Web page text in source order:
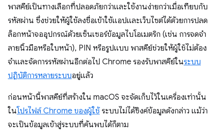
พาสคีย์เป็นทางเลือกที่ปลอดภัยกว่าและใช้งานง่ายกว่าเมื่อเทียบกับ
รหัสผ่าน ซึ่งช่วยให้ผู้ใช้ลงชื่อเข้าใช้แอปและเว็บไซต์ได้ด้วยการปลด
ล็อกหน้าจออุปกรณ์ด้วยเซ็นเซอร์ข้อมูลไบโอเมตริก (เช่น การจดจำ
ลายนิ้วมือหรือใบหน้า), PIN หรือรูปแบบ พาสคีย์ช่วยให้ผู้ใช้ไม่ต้อง
จำและจัดการรหัสผ่านอีกต่อไป Chrome รองรับพาสคีย์ในระบบ
ปฏิบัติการหลายระบบอยู่แล้ว
ก่อนหน้านี้พาสคีย์ที่สร้างใน macOS จะจัดเก็บไว้ในเครื่องเท่านั้น
ในโปรไฟล์ Chrome ของผู้ใช้ ระบบไม่ได้ซิงค์ข้อมูลดังกล่าว แม้ว่า
จะเป็นข้อมูลเข้าสู่ระบบที่ค้นพบได้ก็ตาม